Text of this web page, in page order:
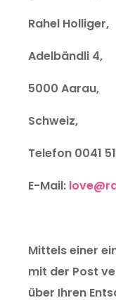
Rahel Holliger,
Adelbändli 4,
5000 Aarau,
Schweiz,
Telefon 0041
E-Mail:
Mittels einer
mit der Post
über Ihren